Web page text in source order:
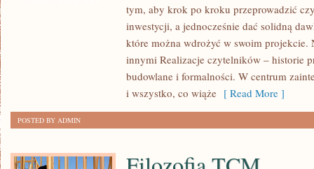
ARCHITEKTURZE
tym, aby krok po kroku przeprowadzić
inwestycji, a jednocześnie dać solidną
które można wdrożyć w swoim projekcie.
innymi Realizacje czytelników – historie
budowlane i formalności. W centrum
i wszystko, co wiąże [ Read More ]
POSTED BY ADMIN